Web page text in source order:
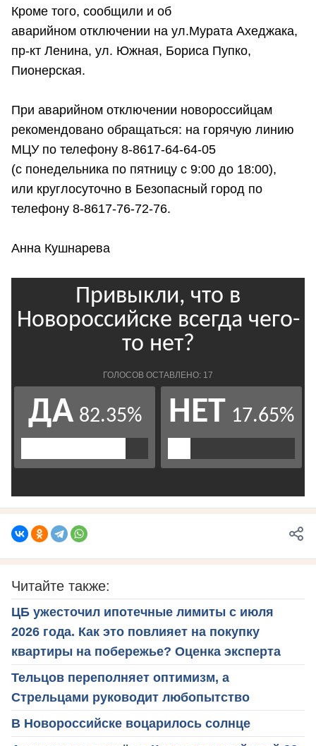
Кроме того, сообщили и об
аварийном отключении на ул.Мурата Ахеджака,
пр-кт Ленина, ул. Южная, Бориса Пупко,
Пионерская.
При аварийном отключении новороссийцам
рекомендовано обращаться: на горячую линию
МЦУ по телефону 8-8617-64-64-05
(с понедельника по пятницу с 9:00 до 18:00),
или круглосуточно в Безопасный город по
телефону 8-8617-76-72-76.
Анна Кушнарева
Читайте также:
ЦБ ужесточил ипотечные лимиты с июля
2026 года. Как это повлияет на покупку
квартиры на побережье? Оценка эксперта
Тельцов переполняет оптимизм, а
Стрельцами руководит любопытство
В Новороссийске воцарилось солнце